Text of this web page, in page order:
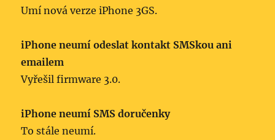
Umí nová verze iPhone 3GS.
iPhone neumí odeslat kontakt SMSkou ani
emailem
Vyřešil firmware 3.0.
iPhone neumí SMS doručenky
To stále neumí.